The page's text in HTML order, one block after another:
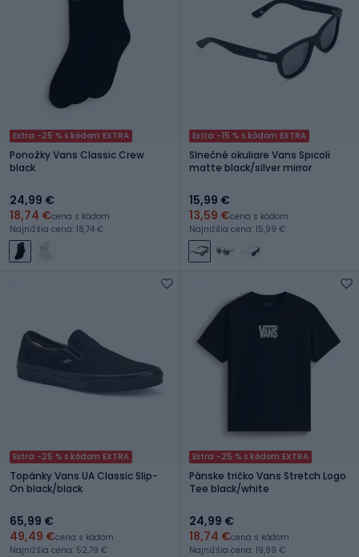
Extra -25 % s kódom EXTRA
Ponožky Vans Classic Crew
black
24,99 €
18,74 €cena s kódom
Najnižšia cena: 18,74 €
Extra -15 % s kódom EXTRA
Slnečné okuliare Vans Spicoli
matte black/silver mirror
15,99 €
13,59 €cena s kódom
Najnižšia cena: 15,99 €
Extra -25 % s kódom EXTRA
Topánky Vans UA Classic Slip-
On black/black
65,99 €
49,49 €cena s kódom
Najnižšia cena: 52,79 €
Extra -25 % s kódom EXTRA
Pánske tričko Vans Stretch Logo
Tee black/white
24,99 €
18,74 €cena s kódom
Najnižšia cena: 19,99 €